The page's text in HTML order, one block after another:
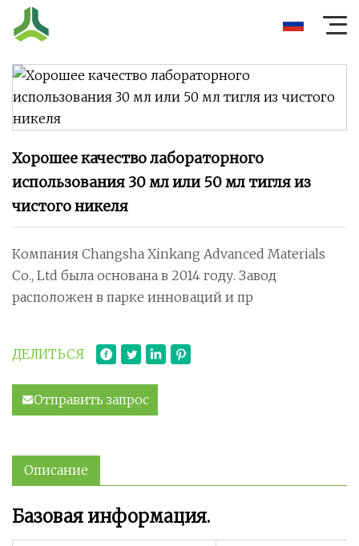
Хорошее качество лабораторного
использования 30 мл или 50 мл тигля из
чистого никеля
Компания Changsha Xinkang Advanced Materials
Co., Ltd была основана в 2014 году. Завод
расположен в парке инноваций и пр
ДЕЛИТЬСЯ
Отправить запрос
Описание
Базовая информация.